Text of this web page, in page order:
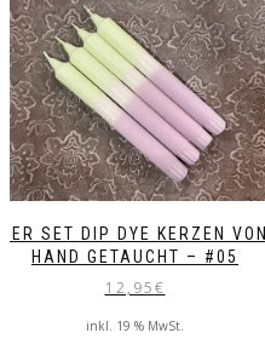
4ER SET DIP DYE KERZEN VON
HAND GETAUCHT – #05
12,95€
inkl. 19 % MwSt.